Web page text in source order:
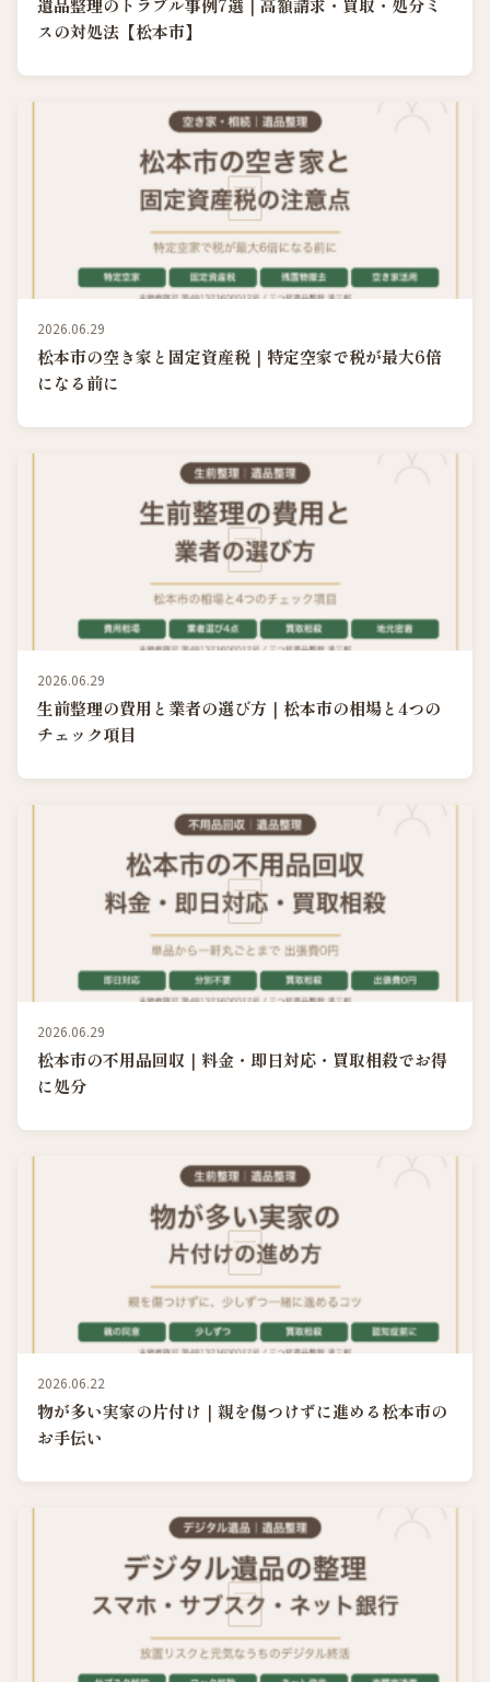
遺品整理のトラブル事例7選｜高額請求・買取・処分ミ
スの対処法【松本市】
2026.06.29
松本市の空き家と固定資産税｜特定空家で税が最大6倍
になる前に
2026.06.29
生前整理の費用と業者の選び方｜松本市の相場と4つの
チェック項目
2026.06.29
松本市の不用品回収｜料金・即日対応・買取相殺でお得
に処分
2026.06.22
物が多い実家の片付け｜親を傷つけずに進める松本市の
お手伝い